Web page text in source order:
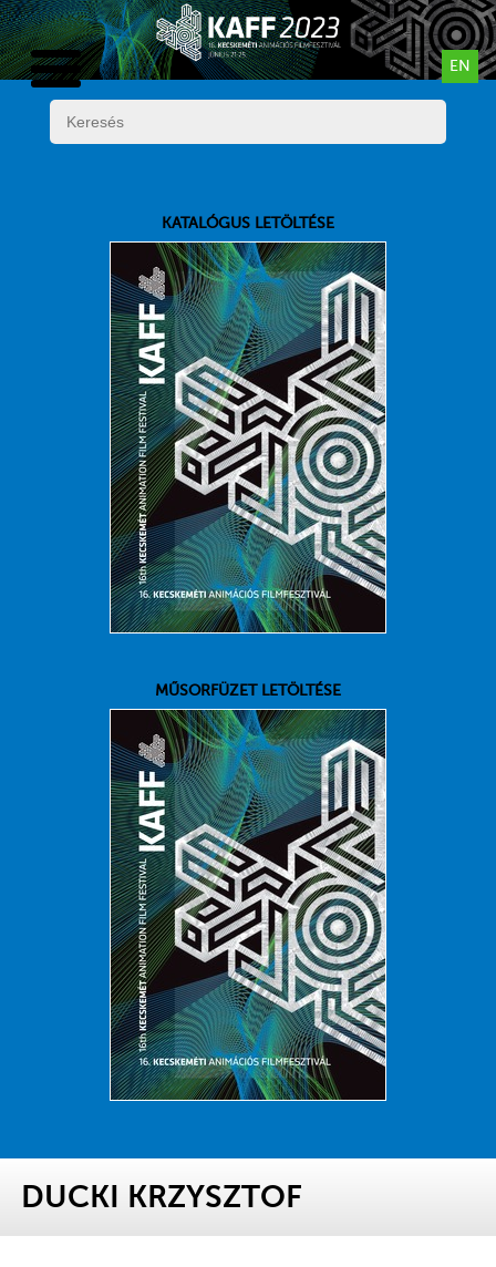
EN
KATALÓGUS LETÖLTÉSE
MŰSORFÜZET LETÖLTÉSE
DUCKI KRZYSZTOF